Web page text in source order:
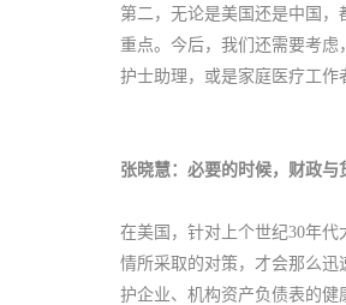
第二，无论是美国还是中国
重点。今后，我们还需要考
护士助理，或是家庭医疗工
张晓慧：必要的时候，财政与
在美国，针对上个世纪30年
情所采取的对策，才会那么
护企业、机构资产负债表的健